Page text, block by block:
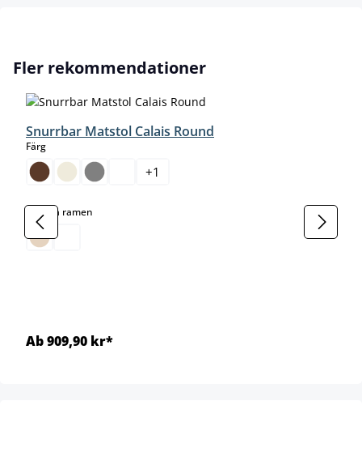
Hoppa över produktgalleri
Fler rekommendationer
Snurrbar Matstol Calais Round
Färgselect
+1
Färg på ramen
Ab 909,90 kr*